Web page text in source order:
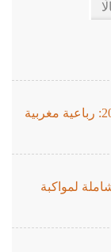
أسود الأطلس يستعدون لنهائيات مونديال 2026: رباعية مغربية
لمواكبة